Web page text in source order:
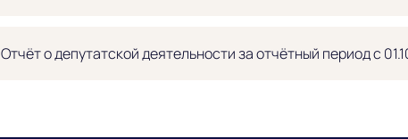
Отчёт о депутатской деятельности за отчётный период с